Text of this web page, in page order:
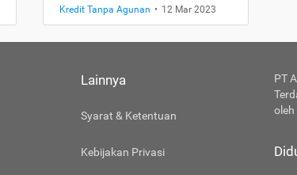
Kredit Tanpa Agunan • 12 Mar 2023
Lainnya
Syarat & Ketentuan
Kebijakan Privasi
PT